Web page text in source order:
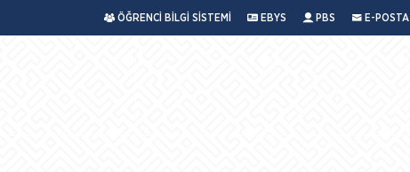
ÖĞRENCİ BİLGİ SİSTEMİ EBYS PBS E-POSTA